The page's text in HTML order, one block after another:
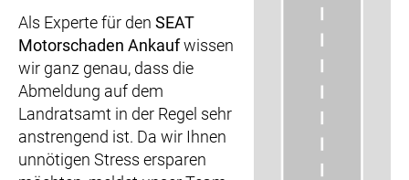
Als Experte für den SEAT
Motorschaden Ankaufwissen
wir ganz genau, dass die
Abmeldung auf dem
Landratsamt in der Regel sehr
anstrengend ist. Da wir Ihnen
unnötigen Stress ersparen